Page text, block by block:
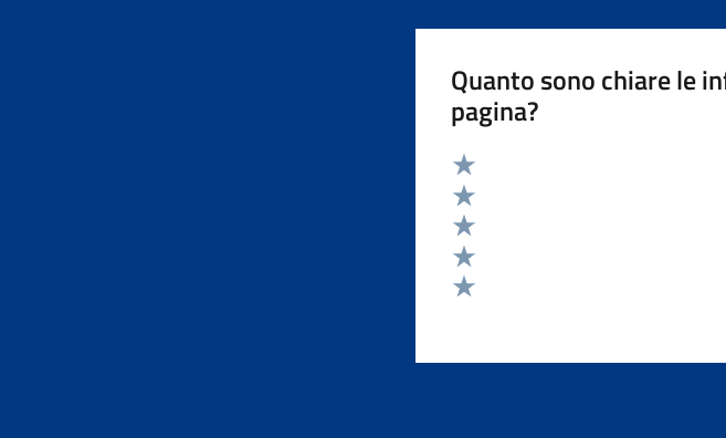
Quanto sono chiare le
pagina?
Valuta 5 stelle su 5
Valuta 4 stelle su 5
Valuta 3 stelle su 5
Valuta 2 stelle su 5